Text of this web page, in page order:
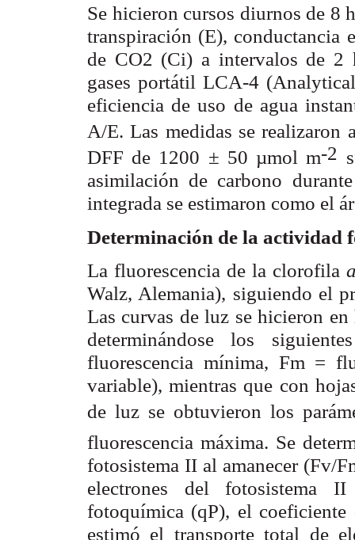
Se hicieron cursos diurnos de 8
transpiración (E), conductancia
de CO2 (Ci) a intervalos de 2
gases portátil LCA-4
eficiencia de uso de agua
A/E. Las medidas se realizaron
DFF de 1200 ± 50 µmol m-2 s
asimilación de carbono
integrada se estimaron como el
Determinación de la actividad
La fluorescencia de la clorofila
Walz, Alemania), siguiendo el
Las curvas de luz se hicieron
determinándose los
fluorescencia mínima, Fm =
variable), mientras que con
de luz se obtuvieron los
fluorescencia máxima. Se
fotosistema II al amanecer (Fv/F
electrones del fotosistema
fotoquímica (qP), el
estimó el transporte total de